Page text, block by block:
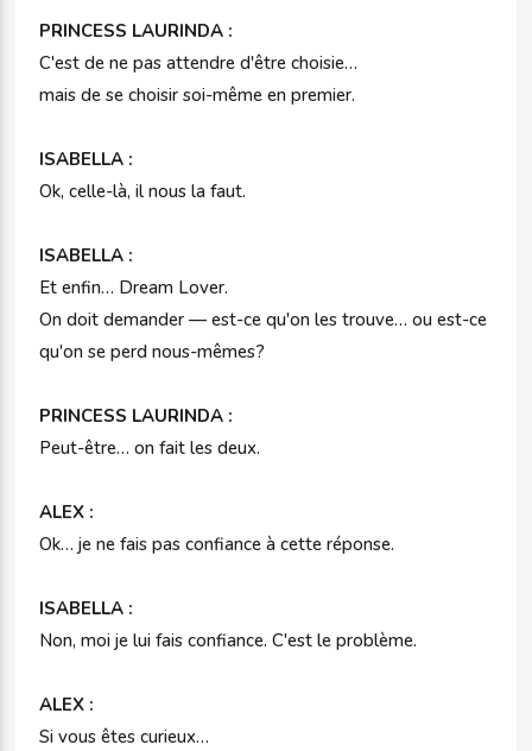
PRINCESS LAURINDA :
C'est de ne pas attendre d'être choisie…
mais de se choisir soi-même en premier.
ISABELLA :
Ok, celle-là, il nous la faut.
ISABELLA :
Et enfin… Dream Lover.
On doit demander — est-ce qu'on les trouve… ou est-ce
qu'on se perd nous-mêmes?
PRINCESS LAURINDA :
Peut-être… on fait les deux.
ALEX :
Ok… je ne fais pas confiance à cette réponse.
ISABELLA :
Non, moi je lui fais confiance. C'est le problème.
ALEX :
Si vous êtes curieux…